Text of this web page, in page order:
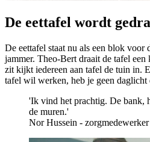
De eettafel wordt
De eettafel staat nu als een blok voor
jammer. Theo-Bert draait de tafel een
zit kijkt iedereen aan tafel de tuin in.
tafel wil werken, heb je geen daglicht
'Ik vind het prachtig. De bank,
de muren.'
Nor Hussein - zorgmedewerker